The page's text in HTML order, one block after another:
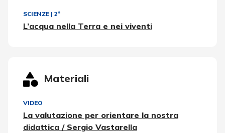
SCIENZE | 2ª
L’acqua nella Terra e nei viventi
Materiali
VIDEO
La valutazione per orientare la nostra
didattica / Sergio Vastarella